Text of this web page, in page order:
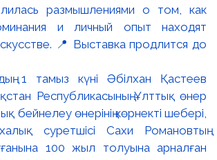
размышлениями о том, как
и личный опыт находят
📍 Выставка продлится до